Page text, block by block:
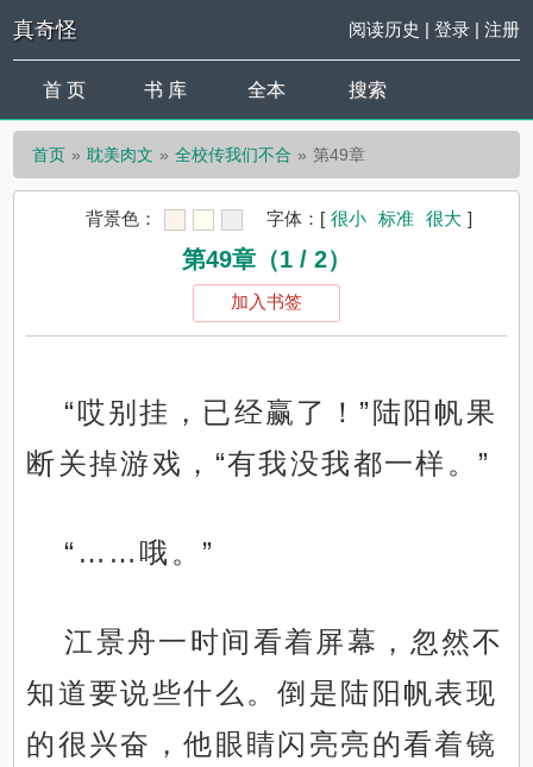
真奇怪 阅读历史 | 登录| 注册
首 页 书 库 全本 搜索
首页 耽美肉文 全校传我们不合 第49章
背景色： 字体： [ 很小 标准 很大 ]
第49章（1 / 2）
加入书签
“哎别挂，已经赢了！”陆阳帆果
断关掉游戏，“有我没我都一样。”
“……哦。”
江景舟一时间看着屏幕，忽然不
知道要说些什么。倒是陆阳帆表现
的很兴奋，他眼睛闪亮亮的看着镜